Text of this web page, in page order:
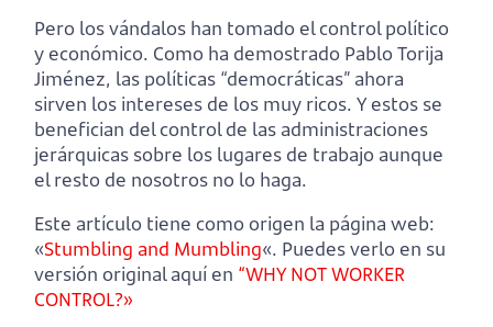
Pero los vándalos han tomado el control político
y económico. Como ha demostrado Pablo Torija
Jiménez, las políticas “democráticas” ahora
sirven los intereses de los muy ricos. Y estos se
benefician del control de las administraciones
jerárquicas sobre los lugares de trabajo aunque
el resto de nosotros no lo haga.
Este artículo tiene como origen la página web:
«Stumbling and Mumbling«. Puedes verlo en su
versión original aquí en “WHY NOT WORKER
CONTROL?»